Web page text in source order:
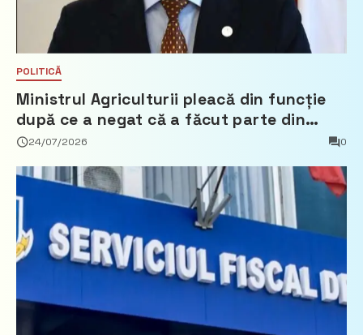
POLITICĂ
Ministrul Agriculturii pleacă din funcție
după ce a negat că a făcut parte din
Partidul Democrat
24/07/2026 0